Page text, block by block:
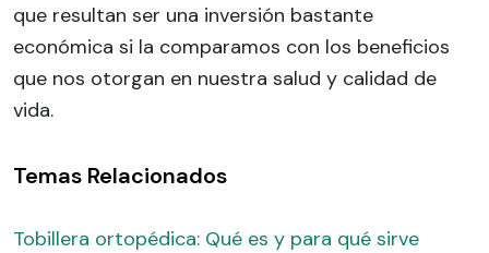
que resultan ser una inversión bastante
económica si la comparamos con los beneficios
que nos otorgan en nuestra salud y calidad de
vida.
Temas Relacionados
Tobillera ortopédica: Qué es y para qué sirve